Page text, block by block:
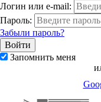
Логин или e-mail:
Пароль:
Забыли пароль?
Запомнить меня